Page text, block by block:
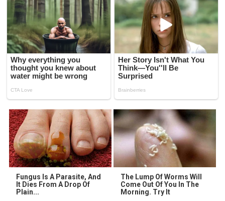
Fungus Is A Parasite, And
It Dies From A Drop Of
Plain...
The Lump Of Worms Will
Come Out Of You In The
Morning. Try It